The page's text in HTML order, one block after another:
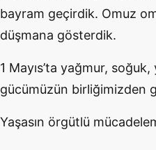
bayram geçirdik. Omuz
düşmana gösterdik.
1 Mayıs’ta yağmur,
gücümüzün birliğimizden
Yaşasın örgütlü